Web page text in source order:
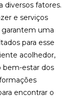
diversos fatores.
e serviços
uma
para esse
acolhedor,
bem-estar dos
encontrar o